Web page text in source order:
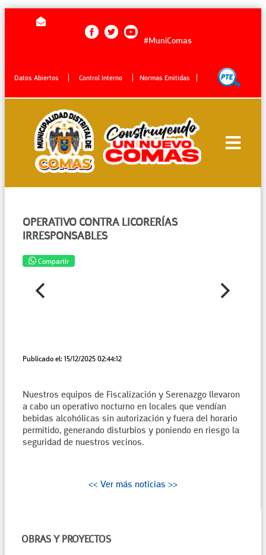
#MuniComas
Datos Abiertos Control Interno Normas Emitidas
OPERATIVO CONTRA LICORERÍAS
IRRESPONSABLES
Compartir
Publicado el: 15/12/2025 02:44:12
Nuestros equipos de Fiscalización y Serenazgo llevaron
a cabo un operativo nocturno en locales que vendían
bebidas alcohólicas sin autorización y fuera del horario
permitido, generando disturbios y poniendo en riesgo la
seguridad de nuestros vecinos.
<< Ver más noticias >>
OBRAS Y PROYECTOS